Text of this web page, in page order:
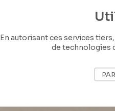
En autorisant ces services
de technologies